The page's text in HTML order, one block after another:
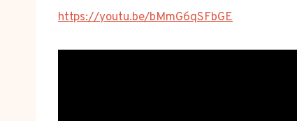
https://youtu.be/bMmG6qSFbGE